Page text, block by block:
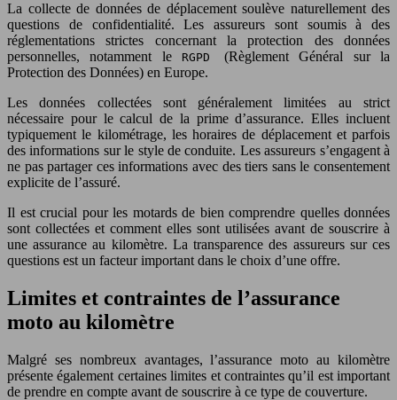
La collecte de données de déplacement soulève naturellement des
questions de confidentialité. Les assureurs sont soumis à des
réglementations strictes concernant la protection des données
personnelles, notamment le
RGPD (Règlement Général sur la
Protection des Données) en Europe.
Les données collectées sont généralement limitées au strict
nécessaire pour le calcul de la prime d’assurance. Elles incluent
typiquement le kilométrage, les horaires de déplacement et parfois
des informations sur le style de conduite. Les assureurs s’engagent à
ne pas partager ces informations avec des tiers sans le consentement
explicite de l’assuré.
Il est crucial pour les motards de bien comprendre quelles données
sont collectées et comment elles sont utilisées avant de souscrire à
une assurance au kilomètre. La transparence des assureurs sur ces
questions est un facteur important dans le choix d’une offre.
Limites et contraintes de l’assurance
moto au kilomètre
Malgré ses nombreux avantages, l’assurance moto au kilomètre
présente également certaines limites et contraintes qu’il est important
de prendre en compte avant de souscrire à ce type de couverture.